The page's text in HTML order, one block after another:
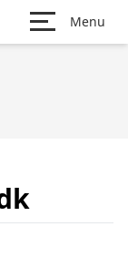
Menu